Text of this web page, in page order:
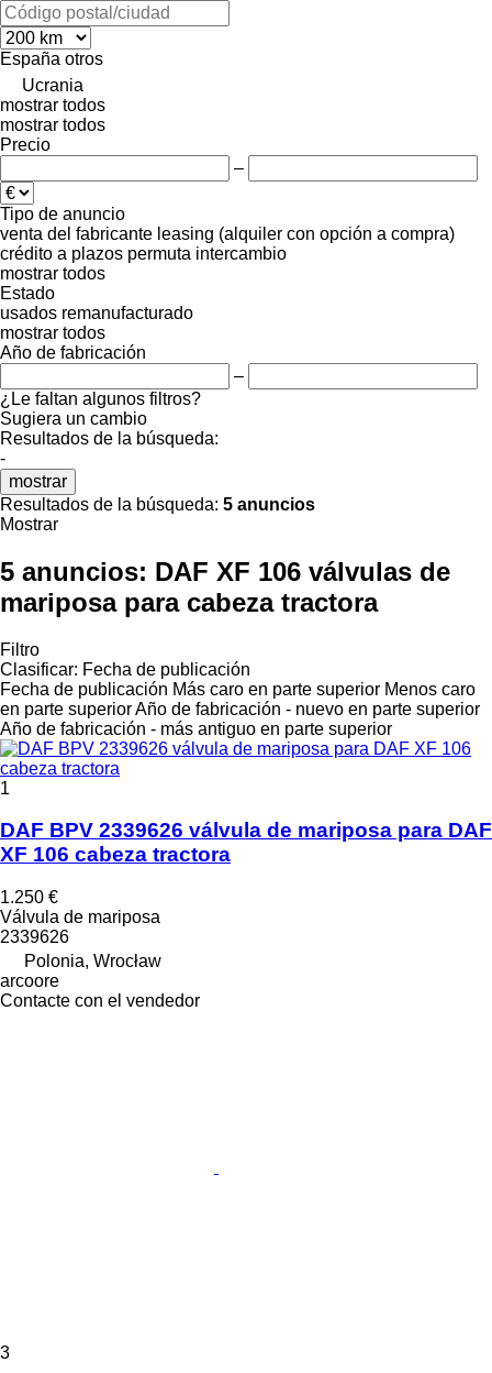
España otros
Ucrania
mostrar todos
mostrar todos
Precio
–
Tipo de anuncio
venta del fabricante leasing (alquiler con opción a compra)
crédito a plazos permuta intercambio
mostrar todos
Estado
usados remanufacturado
mostrar todos
Año de fabricación
–
¿Le faltan algunos filtros?
Sugiera un cambio
Resultados de la búsqueda:
-
mostrar
Resultados de la búsqueda: 5 anuncios
Mostrar
5 anuncios: DAF XF 106 válvulas de
mariposa para cabeza tractora
Filtro
Clasificar: Fecha de publicación
Fecha de publicación Más caro en parte superior Menos caro
en parte superiorAño de fabricación - nuevo en parte superior
Año de fabricación - más antiguo en parte superior
1
DAF BPV 2339626 válvula de mariposa para DAF
XF 106 cabeza tractora
1.250 €
Válvula de mariposa
2339626
Polonia, Wrocław
arcoore
Contacte con el vendedor
3